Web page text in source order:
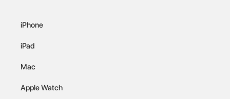
iPhone
iPad
Mac
Apple Watch